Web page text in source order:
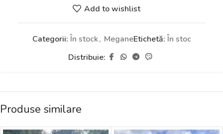
Add to wishlist
Categorii: În stock, MeganeEtichetă: În stoc
Distribuie:
Produse similare